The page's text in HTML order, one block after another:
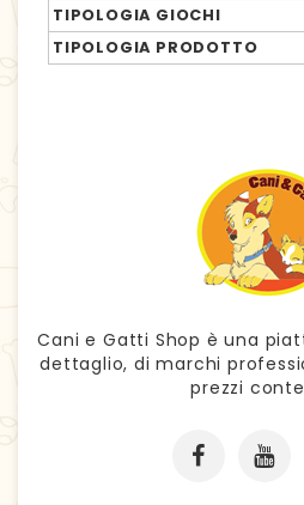
TIPOLOGIA GIOCHI
TIPOLOGIA PRODOTTO
Cani e Gatti Shop è una
dettaglio, di marchi
prezzi